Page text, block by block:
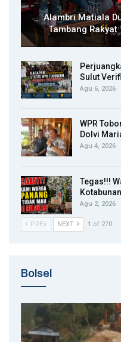
Alambri Matiala
Tambang Rakyat
Sulut
Agu 6, 2026
WPR
Dolvi
Agu 4, 2026
Tegas!!!
Agu 2, 2026
PREV NEXT 1 of 270
Bolsel